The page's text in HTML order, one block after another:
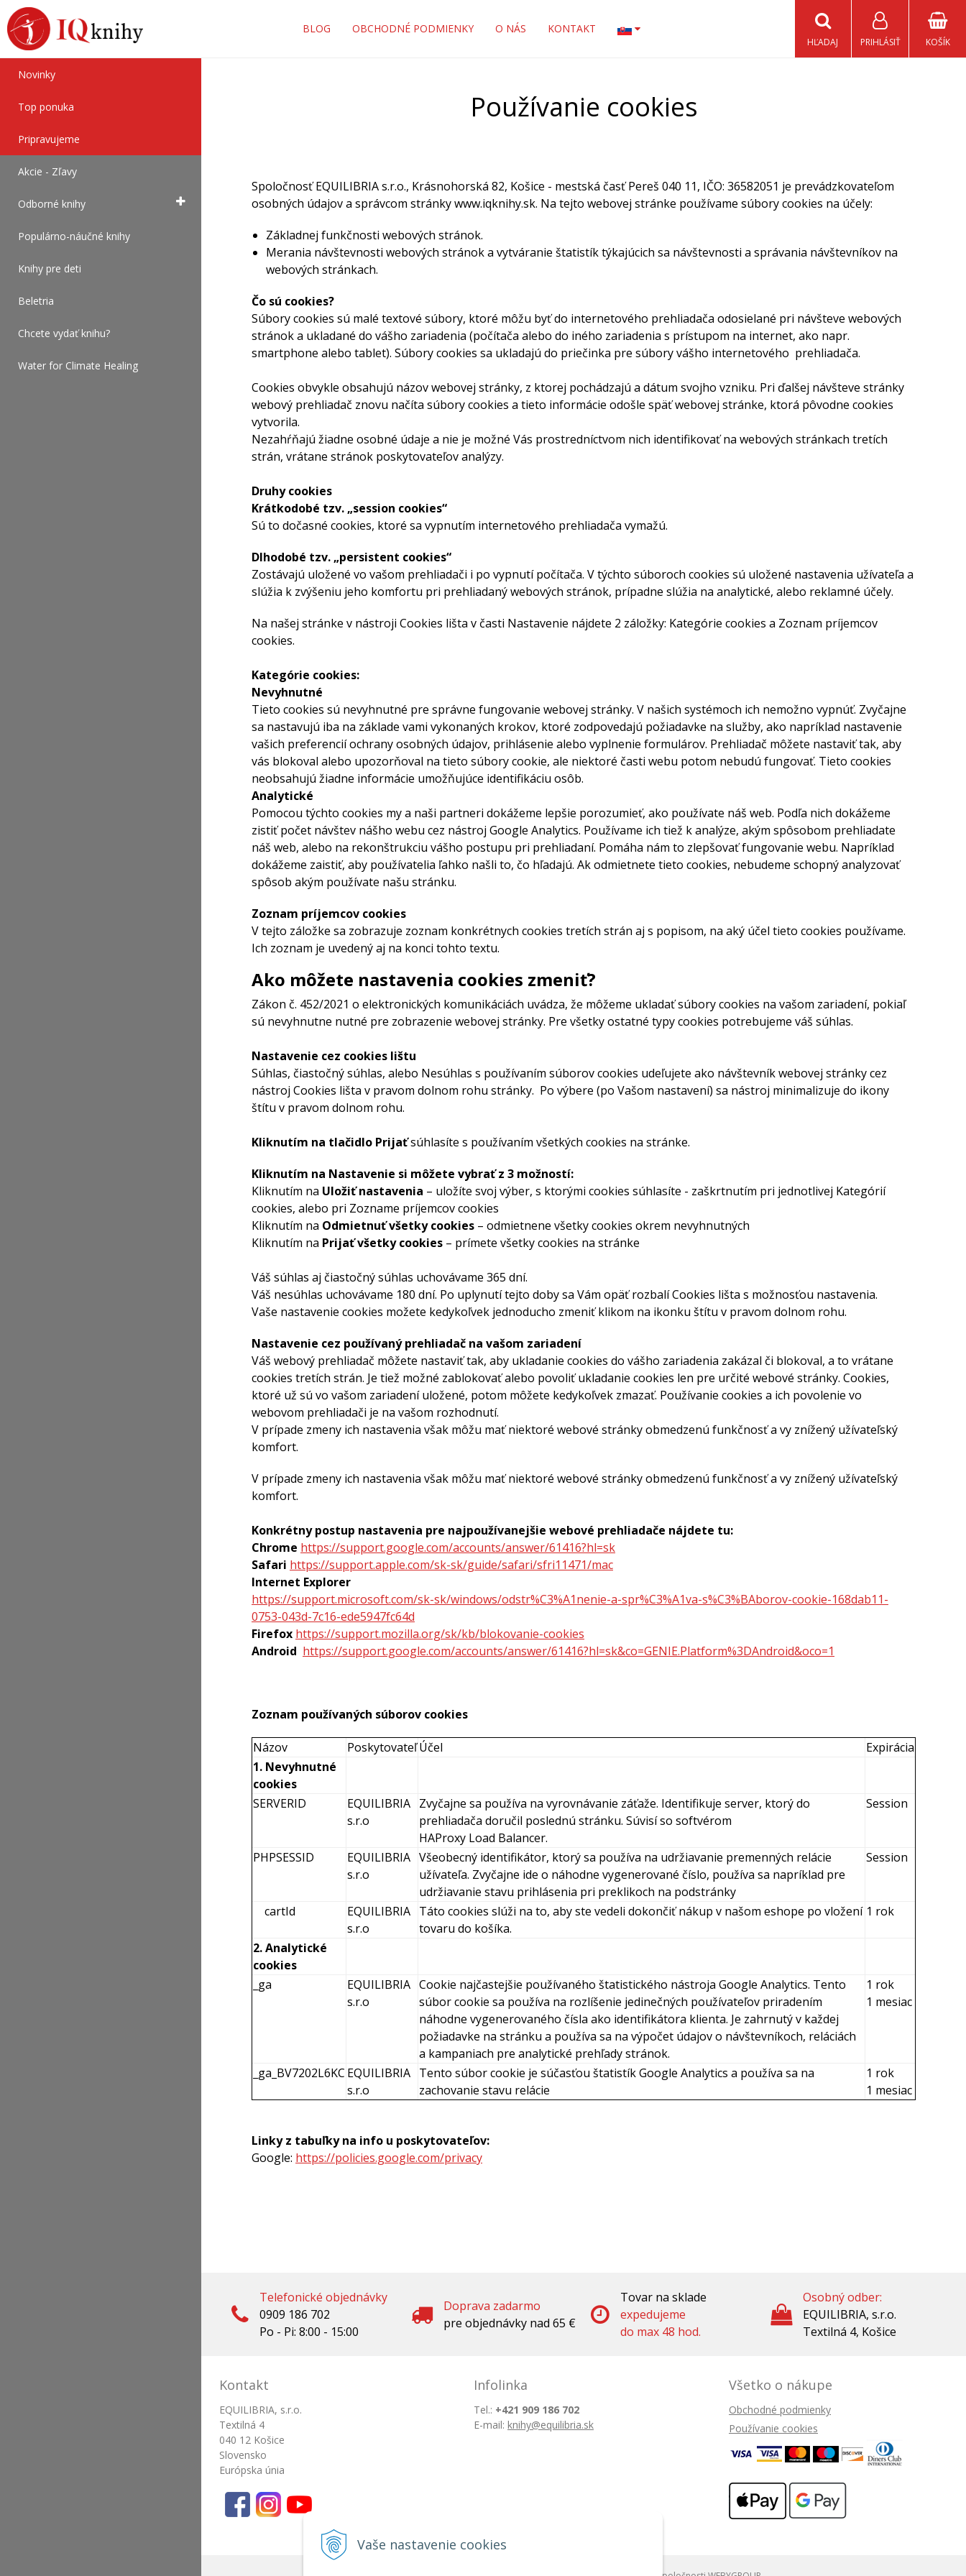
Vaše nastavenie cookies
BLOG OBCHODNÉ PODMIENKY O NÁS KONTAKT
KOŠÍK
PRIHLÁSIŤ
HĽADAJ
Novinky
Top ponuka
Pripravujeme
Akcie - Zľavy
Odborné knihy
Populárno-náučné knihy
Knihy pre deti
Beletria
Chcete vydať knihu?
Water for Climate Healing
Používanie cookies
Spoločnosť EQUILIBRIA s.r.o., Krásnohorská 82, Košice - mestská časť Pereš 040 11, IČO: 36582051 je prevádzkovateľom
osobných údajov a správcom stránky www.iqknihy.sk. Na tejto webovej stránke používame súbory cookies na účely:
Základnej funkčnosti webových stránok.
Merania návštevnosti webových stránok a vytváranie štatistík týkajúcich sa návštevnosti a správania návštevníkov na
webových stránkach.
Čo sú cookies?
Súbory cookies sú malé textové súbory, ktoré môžu byť do internetového prehliadača odosielané pri návšteve webových
stránok a ukladané do vášho zariadenia (počítača alebo do iného zariadenia s prístupom na internet, ako napr.
smartphone alebo tablet). Súbory cookies sa ukladajú do priečinka pre súbory vášho internetového prehliadača.
Cookies obvykle obsahujú názov webovej stránky, z ktorej pochádzajú a dátum svojho vzniku. Pri ďalšej návšteve stránky
webový prehliadač znovu načíta súbory cookies a tieto informácie odošle späť webovej stránke, ktorá pôvodne cookies
vytvorila.
Nezahŕňajú žiadne osobné údaje a nie je možné Vás prostredníctvom nich identifikovať na webových stránkach tretích
strán, vrátane stránok poskytovateľov analýzy.
Druhy cookies
Krátkodobé tzv. „session cookies“
Sú to dočasné cookies, ktoré sa vypnutím internetového prehliadača vymažú.
Dlhodobé tzv. „persistent cookies“
Zostávajú uložené vo vašom prehliadači i po vypnutí počítača. V týchto súboroch cookies sú uložené nastavenia užívateľa a
slúžia k zvýšeniu jeho komfortu pri prehliadaný webových stránok, prípadne slúžia na analytické, alebo reklamné účely.
Na našej stránke v nástroji Cookies lišta v časti Nastavenie nájdete 2 záložky: Kategórie cookies a Zoznam príjemcov
cookies.
Kategórie cookies:
Nevyhnutné
Tieto cookies sú nevyhnutné pre správne fungovanie webovej stránky. V našich systémoch ich nemožno vypnúť. Zvyčajne
sa nastavujú iba na základe vami vykonaných krokov, ktoré zodpovedajú požiadavke na služby, ako napríklad nastavenie
vašich preferencií ochrany osobných údajov, prihlásenie alebo vyplnenie formulárov. Prehliadač môžete nastaviť tak, aby
vás blokoval alebo upozorňoval na tieto súbory cookie, ale niektoré časti webu potom nebudú fungovať. Tieto cookies
neobsahujú žiadne informácie umožňujúce identifikáciu osôb.
Analytické
Pomocou týchto cookies my a naši partneri dokážeme lepšie porozumieť, ako používate náš web. Podľa nich dokážeme
zistiť počet návštev nášho webu cez nástroj Google Analytics. Používame ich tiež k analýze, akým spôsobom prehliadate
náš web, alebo na rekonštrukciu vášho postupu pri prehliadaní. Pomáha nám to zlepšovať fungovanie webu. Napríklad
dokážeme zaistiť, aby používatelia ľahko našli to, čo hľadajú. Ak odmietnete tieto cookies, nebudeme schopný analyzovať
spôsob akým používate našu stránku.
Zoznam príjemcov cookies
V tejto záložke sa zobrazuje zoznam konkrétnych cookies tretích strán aj s popisom, na aký účel tieto cookies používame.
Ich zoznam je uvedený aj na konci tohto textu.
Ako môžete nastavenia cookies zmeniť?
Zákon č. 452/2021 o elektronických komunikáciách uvádza, že môžeme ukladať súbory cookies na vašom zariadení, pokiaľ
sú nevyhnutne nutné pre zobrazenie webovej stránky. Pre všetky ostatné typy cookies potrebujeme váš súhlas.
Nastavenie cez cookies lištu
Súhlas, čiastočný súhlas, alebo Nesúhlas s používaním súborov cookies udeľujete ako návštevník webovej stránky cez
nástroj Cookies lišta v pravom dolnom rohu stránky. Po výbere (po Vašom nastavení) sa nástroj minimalizuje do ikony
štítu v pravom dolnom rohu.
Kliknutím na tlačidlo Prijaťsúhlasíte s používaním všetkých cookies na stránke.
Kliknutím na Nastavenie si môžete vybrať z 3 možností:
Kliknutím na Uložiť nastavenia – uložíte svoj výber, s ktorými cookies súhlasíte - zaškrtnutím pri jednotlivej Kategórií
cookies, alebo pri Zozname príjemcov cookies
Kliknutím na Odmietnuť všetky cookies – odmietnene všetky cookies okrem nevyhnutných
Kliknutím na Prijať všetky cookies – prímete všetky cookies na stránke
Váš súhlas aj čiastočný súhlas uchovávame 365 dní.
Váš nesúhlas uchovávame 180 dní. Po uplynutí tejto doby sa Vám opäť rozbalí Cookies lišta s možnosťou nastavenia.
Vaše nastavenie cookies možete kedykoľvek jednoducho zmeniť klikom na ikonku štítu v pravom dolnom rohu.
Nastavenie cez používaný prehliadač na vašom zariadení
Váš webový prehliadač môžete nastaviť tak, aby ukladanie cookies do vášho zariadenia zakázal či blokoval, a to vrátane
cookies tretích strán. Je tiež možné zablokovať alebo povoliť ukladanie cookies len pre určité webové stránky. Cookies,
ktoré už sú vo vašom zariadení uložené, potom môžete kedykoľvek zmazať. Používanie cookies a ich povolenie vo
webovom prehliadači je na vašom rozhodnutí.
V prípade zmeny ich nastavenia však môžu mať niektoré webové stránky obmedzenú funkčnosť a vy znížený užívateľský
komfort.
V prípade zmeny ich nastavenia však môžu mať niektoré webové stránky obmedzenú funkčnosť a vy znížený užívateľský
komfort.
Konkrétny postup nastavenia pre najpoužívanejšie webové prehliadače nájdete tu:
Chrome https://support.google.com/accounts/answer/61416?hl=sk
Safari https://support.apple.com/sk-sk/guide/safari/sfri11471/mac
Internet Explorer
https://support.microsoft.com/sk-sk/windows/odstr%C3%A1nenie-a-spr%C3%A1va-s%C3%BAborov-cookie-168dab11-
0753-043d-7c16-ede5947fc64d
Firefox https://support.mozilla.org/sk/kb/blokovanie-cookies
Android https://support.google.com/accounts/answer/61416?hl=sk&co=GENIE.Platform%3DAndroid&oco=1
Zoznam používaných súborov cookies
Názov PoskytovateľÚčel
Expirácia
1. Nevyhnutné
cookies
SERVERID
EQUILIBRIA
s.r.o
Zvyčajne sa používa na vyrovnávanie záťaže. Identifikuje server, ktorý do
prehliadača doručil poslednú stránku. Súvisí so softvérom
HAProxy Load Balancer.
Session
PHPSESSID
EQUILIBRIA
s.r.o
Všeobecný identifikátor, ktorý sa používa na udržiavanie premenných relácie
užívateľa. Zvyčajne ide o náhodne vygenerované číslo, používa sa napríklad pre
udržiavanie stavu prihlásenia pri preklikoch na podstránky
Session
cartId
EQUILIBRIA
s.r.o
Táto cookies slúži na to, aby ste vedeli dokončiť nákup v našom eshope po vložení
tovaru do košíka.
1 rok
2. Analytické
cookies
_ga
EQUILIBRIA
s.r.o
Cookie najčastejšie používaného štatistického nástroja Google Analytics. Tento
súbor cookie sa používa na rozlíšenie jedinečných používateľov priradením
náhodne vygenerovaného čísla ako identifikátora klienta. Je zahrnutý v každej
požiadavke na stránku a používa sa na výpočet údajov o návštevníkoch, reláciách
a kampaniach pre analytické prehľady stránok.
1 rok
1 mesiac
_ga_BV7202L6KC EQUILIBRIA
s.r.o
Tento súbor cookie je súčasťou štatistík Google Analytics a používa sa na
zachovanie stavu relácie
1 rok
1 mesiac
Linky z tabuľky na info u poskytovateľov:
Google: https://policies.google.com/privacy
Telefonické objednávky
0909 186 702
Po - Pi: 8:00 - 15:00
Doprava zadarmo
pre objednávky nad 65 €
Tovar na sklade
expedujeme
do max 48 hod.
Osobný odber:
EQUILIBRIA, s.r.o.
Textilná 4, Košice
Kontakt
EQUILIBRIA, s.r.o.
Textilná 4
040 12 Košice
Slovensko
Európska únia
Infolinka
Tel.: +421 909 186 702
E-mail: knihy@equilibria.sk
Všetko o nákupe
Obchodné podmienky
Používanie cookies